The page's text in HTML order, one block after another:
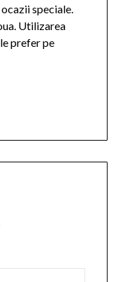
speciale.
Utilizarea
prefer pe